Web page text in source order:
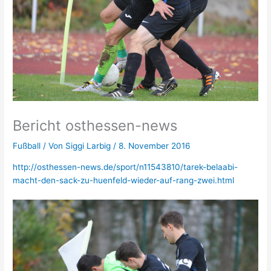
Bericht osthessen-news
Fußball / Von Siggi Larbig /8. November 2016
http://osthessen-news.de/sport/n11543810/tarek-belaabi-
macht-den-sack-zu-huenfeld-wieder-auf-rang-zwei.html